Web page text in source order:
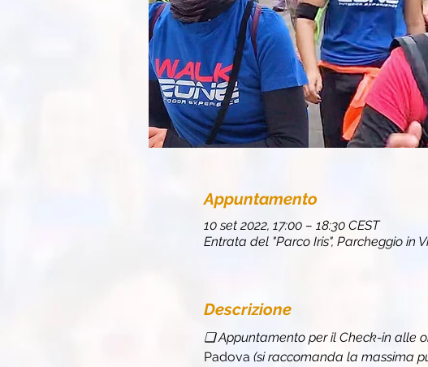
Appuntamento
10 set 2022, 17:00 – 18:30 CEST
Entrata del "Parco Iris", Parcheggio in
Descrizione
❏ Appuntamento per il Check-in alle
Padova (si raccomanda la massima